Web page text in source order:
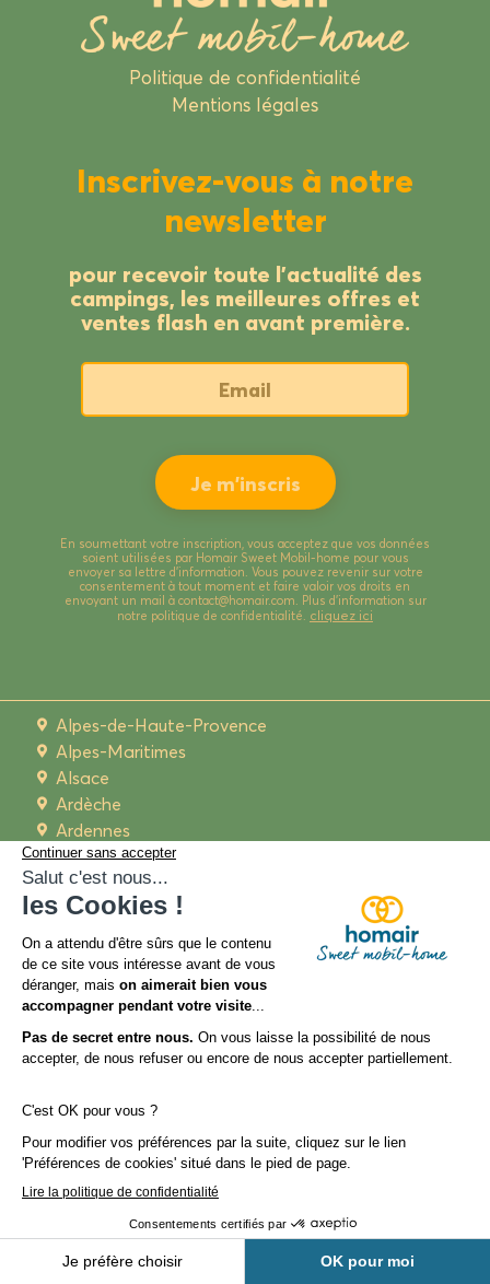
Politique de confidentialité
Mentions légales
Inscrivez-vous à notre
newsletter
pour recevoir toute l’actualité des
campings, les meilleures offres et
ventes flash en avant première.
En soumettant votre inscription, vous acceptez que vos données
soient utilisées par Homair Sweet Mobil-home pour vous
envoyer sa lettre d’information. Vous pouvez revenir sur votre
consentement à tout moment et faire valoir vos droits en
envoyant un mail à contact@homair.com. Plus d’information sur
notre politique de confidentialité. cliquez ici
Alpes-de-Haute-Provence
Alpes-Maritimes
Alsace
Ardèche
Ardennes
Aquitaine
Bretagne
Calvados
Charente-Maritime
Côte d'Azur
Côte d'Opale
Dordogne
Drôme
Essonne
Finistère
Gard
Gironde
Hauts-de-France
Ile-de-France
Ille-et-Vilaine